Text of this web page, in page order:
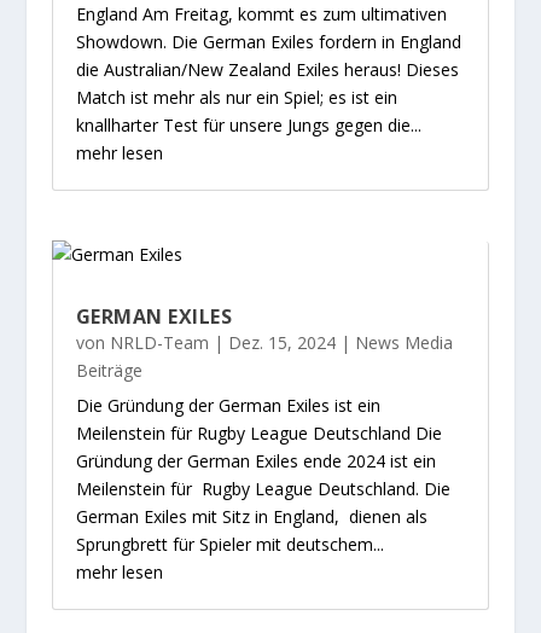
England Am Freitag, kommt es zum ultimativen
Showdown. Die German Exiles fordern in England
die Australian/New Zealand Exiles heraus! Dieses
Match ist mehr als nur ein Spiel; es ist ein
knallharter Test für unsere Jungs gegen die...
mehr lesen
GERMAN EXILES
von NRLD-Team | Dez. 15, 2024| News Media
Beiträge
Die Gründung der German Exiles ist ein
Meilenstein für Rugby League Deutschland Die
Gründung der German Exiles ende 2024 ist ein
Meilenstein für Rugby League Deutschland. Die
German Exiles mit Sitz in England, dienen als
Sprungbrett für Spieler mit deutschem...
mehr lesen